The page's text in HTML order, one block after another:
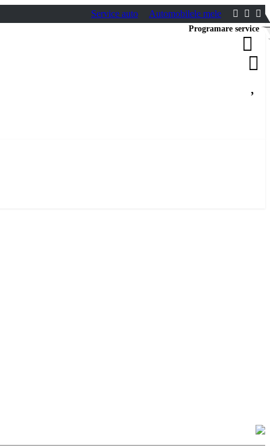
Service auto Automobilele mele
Programare service